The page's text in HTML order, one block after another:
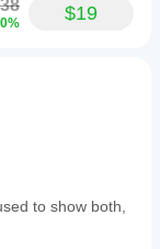
$19
to show both,